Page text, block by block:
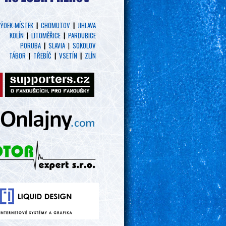
MÍSTEK| CHOMUTOV | JIHLAVA
KOLÍN | LITOMĚŘICE | PARDUBICE
PORUBA | SLAVIA | SOKOLOV
TÁBOR | TŘEBÍČ | VSETÍN | ZLÍN